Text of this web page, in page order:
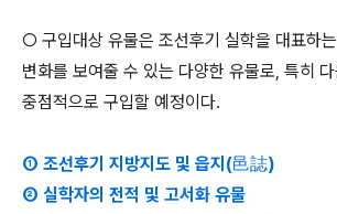
○ 구입대상 유물은 조선후기 실학을 대표하
변화를 보여줄 수 있는 다양한 유물로, 특히
중점적으로 구입할 예정이다.
① 조선후기 지방지도 및 읍지(邑誌)
② 실학자의 전적 및 고서화 유물